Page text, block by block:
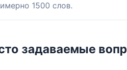
1500 слов.
задаваемые